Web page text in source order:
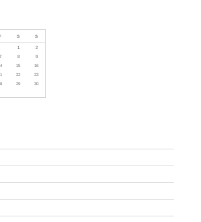
S S
1
2
7 8
9
15
16
22
23
29
30